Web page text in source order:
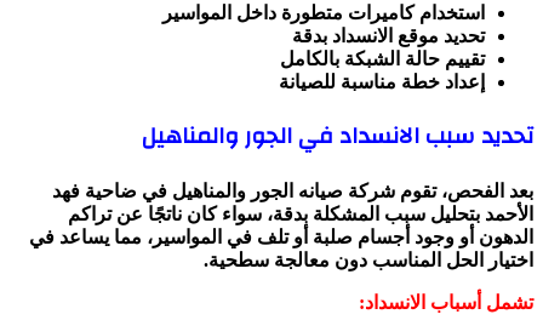
استخدام كاميرات متطورة داخل المواسير
تحديد موقع الانسداد بدقة
تقييم حالة الشبكة بالكامل
إعداد خطة مناسبة للصيانة
تحديد سبب الانسداد في الجور والمناهيل
بعد الفحص، تقوم شركة صيانه الجور والمناهيل في ضاحية فهد
الأحمد بتحليل سبب المشكلة بدقة، سواء كان ناتجًا عن تراكم
الدهون أو وجود أجسام صلبة أو تلف في المواسير، مما يساعد في
اختيار الحل المناسب دون معالجة سطحية.
تشمل أسباب الانسداد: